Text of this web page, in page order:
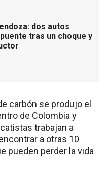
dos autos
tras un choque y
carbón se produjo el
de Colombia y
trabajan a
a otras 10
pueden perder la vida